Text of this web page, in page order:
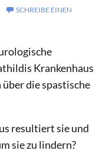
SCHREIBE EINEN
Krankenhaus
die spastische
resultiert sie und
sie zu lindern?